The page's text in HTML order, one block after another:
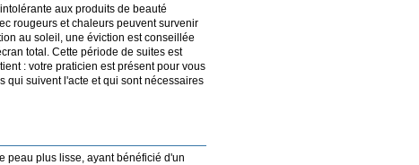
aux produits de beauté
rougeurs et chaleurs peuvent survenir
au soleil, une éviction est conseillée
total. Cette période de suites est
: votre praticien est présent pour vous
qui suivent l'acte et qui sont nécessaires
peau plus lisse, ayant bénéficié d'un